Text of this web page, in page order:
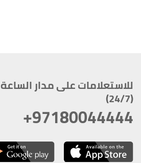
للاستعلامات على مدار الساعة
(24/7)
+97180044444